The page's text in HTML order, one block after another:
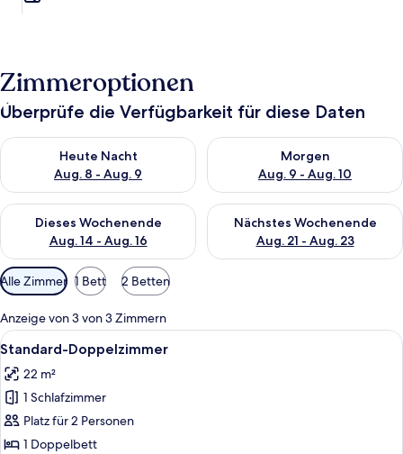
Zimmeroptionen
Überprüfe die Verfügbarkeit für diese Daten
Heute Nacht
Aug. 8 - Aug. 9
Überprüfe die Verfügbarkeit für heute Nacht, Aug. 8 - Aug. 9.
Morgen
Aug. 9 - Aug. 10
Überprüfe die Verfügbarkeit
Dieses Wochenende
Aug. 14 - Aug. 16
Überprüfe die Verfügbarkeit für dieses Wochenende, Aug. 14
Nächstes Wochenende
Aug. 21 - Aug. 23
Überprüfe die Verfügbarkeit
Verfügbare
Filter
für
Zimmer
Alle Zimmer 1 Bett 2 Betten
Anzeige von 3 von 3 Zimmern
Alle
Fotos
für
Standard-
Doppelzimmer
anzeigen
Ein Hotelzimmer mit Bett,
7
Standard-Doppelzimmer
22 m²
1 Schlafzimmer
Platz für 2 Personen
1 Doppelbett